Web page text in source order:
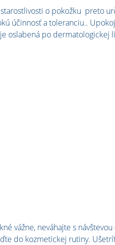
o pokožku preto
účinnosť a toleranciu..
oslabená po dermatologickej
vážne, neváhajte s
do kozmetickej rutiny.